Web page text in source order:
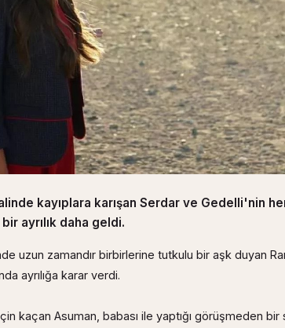
kayıplara karışan Serdar ve Gedelli'nin
ayrılık daha geldi.
uzun zamandır birbirlerine tutkulu bir aşk duyan
ayrılığa karar verdi.
kaçan Asuman, babası ile yaptığı görüşmeden